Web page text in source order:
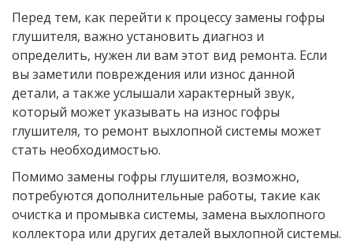
Перед тем, как перейти к процессу замены гофры
глушителя, важно установить диагноз и
определить, нужен ли вам этот вид ремонта. Если
вы заметили повреждения или износ данной
детали, а также услышали характерный звук,
который может указывать на износ гофры
глушителя, то ремонт выхлопной системы может
стать необходимостью.
Помимо замены гофры глушителя, возможно,
потребуются дополнительные работы, такие как
очистка и промывка системы, замена выхлопного
коллектора или других деталей выхлопной системы.